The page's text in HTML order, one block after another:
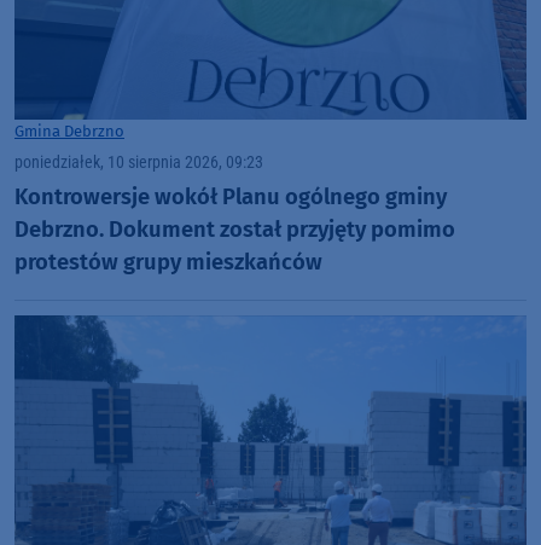
Gmina Debrzno
poniedziałek, 10 sierpnia 2026, 09:23
Kontrowersje wokół Planu ogólnego gminy
Debrzno. Dokument został przyjęty pomimo
protestów grupy mieszkańców